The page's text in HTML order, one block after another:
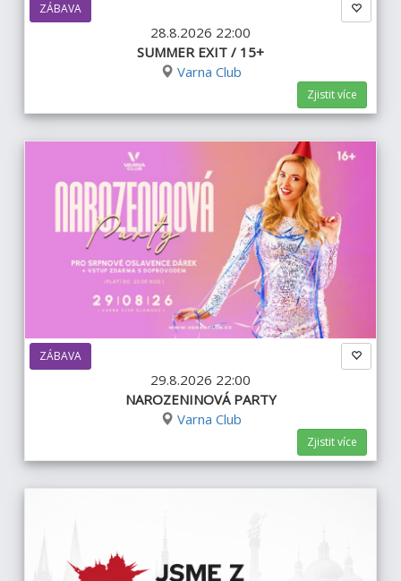
ZÁBAVA
28.8.2026 22:00
SUMMER EXIT / 15+
Varna Club
Zjistit více
ZÁBAVA
29.8.2026 22:00
NAROZENINOVÁ PARTY
Varna Club
Zjistit více